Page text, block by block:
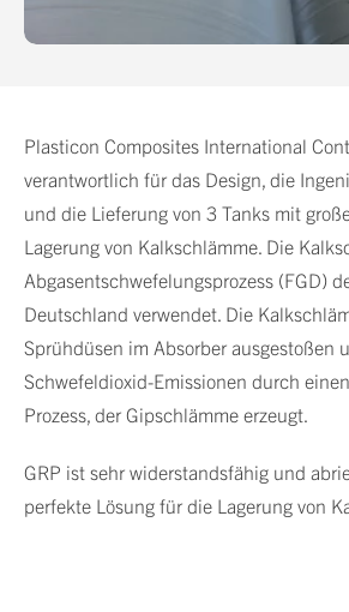
Plasticon Composites International
verantwortlich für das Design, die
und die Lieferung von 3 Tanks mit
Lagerung von Kalkschlämme. Die
Abgasentschwefelungsprozess (FGD)
Deutschland verwendet. Die
Sprühdüsen im Absorber ausgestoßen
Schwefeldioxid-Emissionen durch
Prozess, der Gipschlämme erzeugt.
GRP ist sehr widerstandsfähig und
perfekte Lösung für die Lagerung von